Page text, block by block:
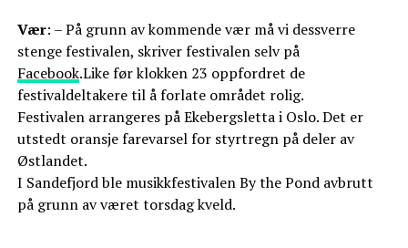
Vær: – På grunn av kommende vær må vi dessverre
stenge festivalen, skriver festivalen selv på
Facebook.Like før klokken 23 oppfordret de
festivaldeltakere til å forlate området rolig.
Festivalen arrangeres på Ekebergsletta i Oslo. Det er
utstedt oransje farevarsel for styrtregn på deler av
Østlandet.
I Sandefjord ble musikkfestivalen By the Pond avbrutt
på grunn av været torsdag kveld.